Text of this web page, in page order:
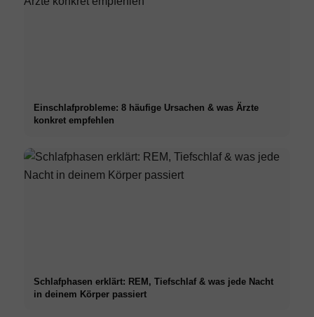
Einschlafprobleme: 8 häufige Ursachen & was Ärzte
konkret empfehlen
Schlafphasen erklärt: REM, Tiefschlaf & was jede Nacht
in deinem Körper passiert